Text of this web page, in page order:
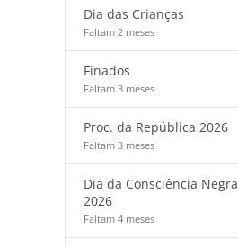
Dia das Crianças
Faltam 2 meses
Finados
Faltam 3 meses
Proc. da República 2026
Faltam 3 meses
Dia da Consciência Negra
2026
Faltam 4 meses